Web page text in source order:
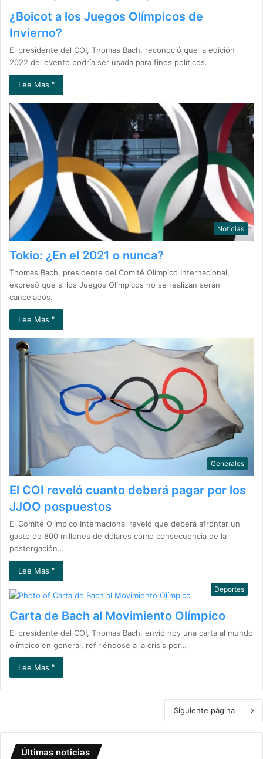
¿Boicot a los Juegos Olímpicos de
Invierno?
El presidente del COI, Thomas Bach, reconoció que la edición
2022 del evento podría ser usada para fines políticos.
Lee Mas "
Noticias
Tokio: ¿En el 2021 o nunca?
Thomas Bach, presidente del Comité Olímpico Internacional,
expresó que si los Juegos Olímpicos no se realizan serán
cancelados.
Lee Mas "
Generales
El COI reveló cuanto deberá pagar por los
JJOO pospuestos
El Comité Olímpico Internacional reveló que deberá afrontar un
gasto de 800 millones de dólares como consecuencia de la
postergación…
Lee Mas "
Deportes
Carta de Bach al Movimiento Olímpico
El presidente del COI, Thomas Bach, envió hoy una carta al mundo
olímpico en general, refiriéndose a la crisis por…
Lee Mas "
Siguiente página
Últimas noticias